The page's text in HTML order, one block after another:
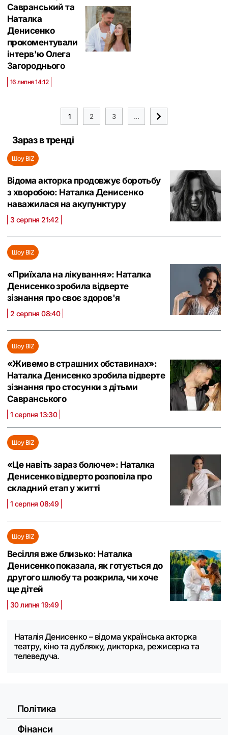
Савранський та
Наталка
Денисенко
прокоментували
інтерв'ю Олега
Загороднього
16 липня 14:12
1 2 3 ...
Зараз в тренді
Шоу BIZ
Відома акторка продовжує боротьбу
з хворобою: Наталка Денисенко
наважилася на акупунктуру
3 серпня 21:42
Шоу BIZ
«Приїхала на лікування»: Наталка
Денисенко зробила відверте
зізнання про своє здоров'я
2 серпня 08:40
Шоу BIZ
«Живемо в страшних обставинах»:
Наталка Денисенко зробила відверте
зізнання про стосунки з дітьми
Савранського
1 серпня 13:30
Шоу BIZ
«Це навіть зараз болюче»: Наталка
Денисенко відверто розповіла про
складний етап у житті
1 серпня 08:49
Шоу BIZ
Весілля вже близько: Наталка
Денисенко показала, як готується до
другого шлюбу та розкрила, чи хоче
ще дітей
30 липня 19:49
Наталія Денисенко – відома українська акторка
театру, кіно та дубляжу, дикторка, режисерка та
телеведуча.
Політика
Фінанси